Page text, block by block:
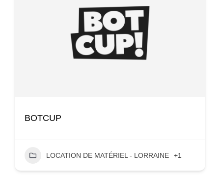
BOTCUP
LOCATION DE MATÉRIEL - LORRAINE +1